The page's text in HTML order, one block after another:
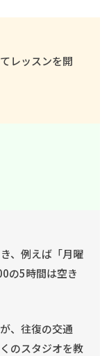
レッスンを開
、例えば「月曜
の5時間は空き
、往復の交通
のスタジオを教